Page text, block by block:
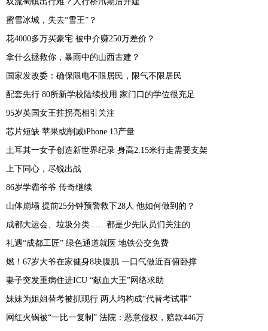
蜜雪冰城，失去“雪王”？
花4000多万买豪宅 被中介赚250万差价？
拿什么拯救你，暴雨中的山西古建？
国家发改委：确保限电不限居民，限气不限居民
配套先行 80所新学校陆续投用 家门口的学位很充足
95岁英国女王拄拐亮相引关注
芯片短缺 苹果或削减iPhone 13产量
土耳其一女子创造新世界纪录 身高2.15米行走需要支架
上下同心，尽锐出战
86岁学霸爷爷 传奇继续
山体崩塌 提前25分钟预警救下28人 他如何做到的？
成都大运会、垃圾分类……都是少先队员们关注的
礼遇“成都工匠” 绿色通道就医 地铁公交免费
燃！67岁大爷在家健身8块腹肌 一口气做近百俯卧撑
妻子突发重病住进ICU “献血大王”网络求助
妹妹为姐姐替考被抓现行 两人均构成“代替考试罪”
网红火锅被“一比一复制” 法院：恶意侵权，赔款446万